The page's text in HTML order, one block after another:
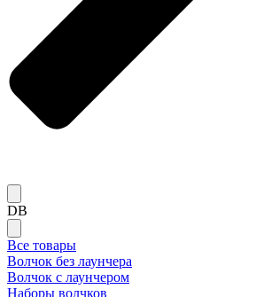
DB
Все товары
Волчок без лаунчера
Волчок с лаунчером
Наборы волчков